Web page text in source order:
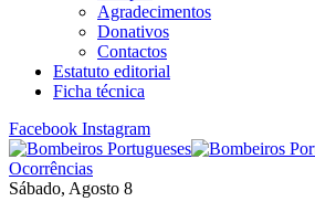
Agradecimentos
Donativos
Contactos
Estatuto editorial
Ficha técnica
Facebook Instagram
Ocorrências
Sábado, Agosto 8